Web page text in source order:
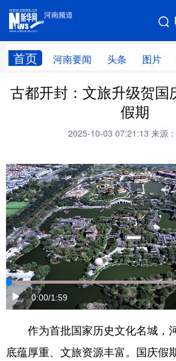
河南频道
首页 河南要闻 头条 图片
河南频道
网站地图
频道首页 河南要闻
本网原创
新华社记者看河南
廉政 人事
专题 网群推广
乡村振兴 工业能源
民生社会 医疗健康
文旅新探 豫股百家
古都开封：文旅升级贺国
假期
2025-10-03 07:21:13 来源
0:00/1:59
作为首批国家历史文化名城，
底蕴厚重、文旅资源丰富。国庆假